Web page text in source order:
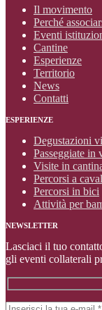
Il movimento
Perché
Eventi
Cantine
Esperienze
Territorio
News
Contatti
ESPERIENZE
Degustazioni
Passeggiate in
Visite in
Percorsi a
Percorsi in bici
Attività per
NEWSLETTER
Lasciaci il tuo
gli eventi collaterali